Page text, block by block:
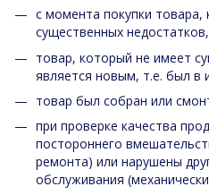
с момента покупки
существенных
товар, который не имеет
является новым, т.е. был в
товар был собран или
при проверке качества
постороннего
ремонта) или нарушены
обслуживания